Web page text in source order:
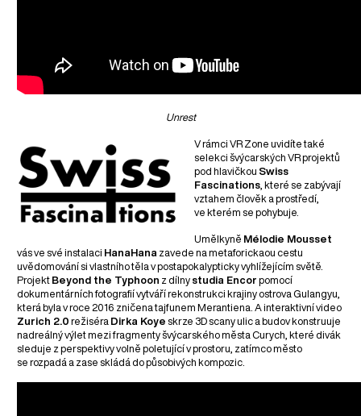
Unrest
V rámci VR Zone uvidíte také
selekci švýcarských VR projektů
pod hlavičkou Swiss
Fascinations , které se zabývají
vztahem člověk a prostředí,
ve kterém se pohybuje.
Umělkyně Mélodie Mousset
vás ve své instalaci HanaHana zavede na metaforickaou cestu
uvědomování si vlastního těla v postapokalypticky vyhlížejícím světě.
Projekt Beyond the Typhoon z dílny studia Encor pomocí
dokumentárních fotografií vytváří rekonstrukci krajiny ostrova Gulangyu,
která byla v roce 2016 zničena tajfunem Merantiena. A interaktivní video
Zurich 2.0 režiséra Dirka Koye skrze 3D scany ulic a budov konstruuje
nadreálný výlet mezi fragmenty švýcarského města Curych, které divák
sleduje z perspektivy volně poletující v prostoru, zatímco město
se rozpadá a zase skládá do působivých kompozic.